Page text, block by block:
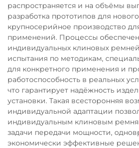
распространяется и на объёмы
разработка прототипов для
крупносерийное производство
применений. Процессы
индивидуальных клиновых
испытания по методикам,
для конкретного применения и
работоспособность в реальных
что гарантирует надёжность
установки. Такая всесторонняя
индивидуальной адаптации
индивидуальным клиновым
задачи передачи мощности,
экономически эффективные